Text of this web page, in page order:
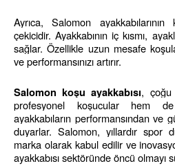
Ayrıca, Salomon
çekicidir. Ayakkabının iç kısmı,
sağlar. Özellikle uzun mesafe
ve performansınızı artırır.
Salomon koşu ayakkabısı, çoğu
profesyonel koşucular hem
ayakkabıların performansından ve
duyarlar. Salomon, yıllardır spor
marka olarak kabul edilir ve
ayakkabısı sektöründe öncü olmayı